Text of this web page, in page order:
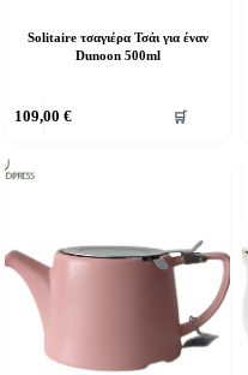
Solitaire τσαγιέρα Τσάι για έναν
Dunoon 500ml
109,00€ 🛒